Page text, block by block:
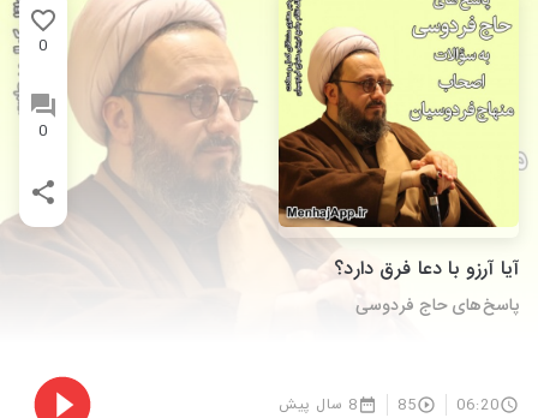
0
0
آیا آرزو با دعا فرق دارد؟
پاسخ‌های حاج فردوسی
06:20
85 8 سال پیش